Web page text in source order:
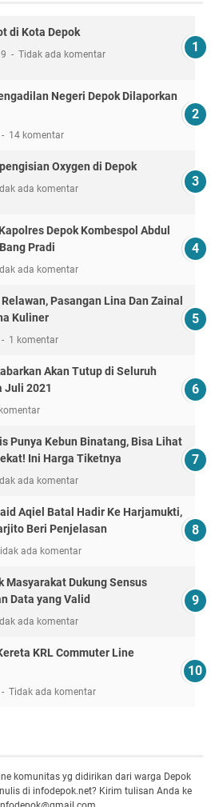
di Kota Depok
Tidak ada komentar
Negeri Depok Dilaporkan
14 komentar
Oxygen di Depok
ada komentar
Depok Kombespol Abdul
Pradi
ada komentar
Pasangan Lina Dan Zainal
Kuliner
1 komentar
Akan Tutup di Seluruh
Juli 2021
Punya Kebun Binatang, Bisa Lihat
Ini Harga Tiketnya
ada komentar
Aqiel Batal Hadir Ke Harjamukti,
Beri Penjelasan
ada komentar
Masyarakat Dukung Sensus
Data yang Valid
ada komentar
KRL Commuter Line
Tidak ada komentar
komunitas yg didirikan dari warga Depok
di infodepok.net? Kirim tulisan Anda ke